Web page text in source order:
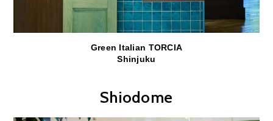
Green Italian TORCIA
Shinjuku
Shiodome